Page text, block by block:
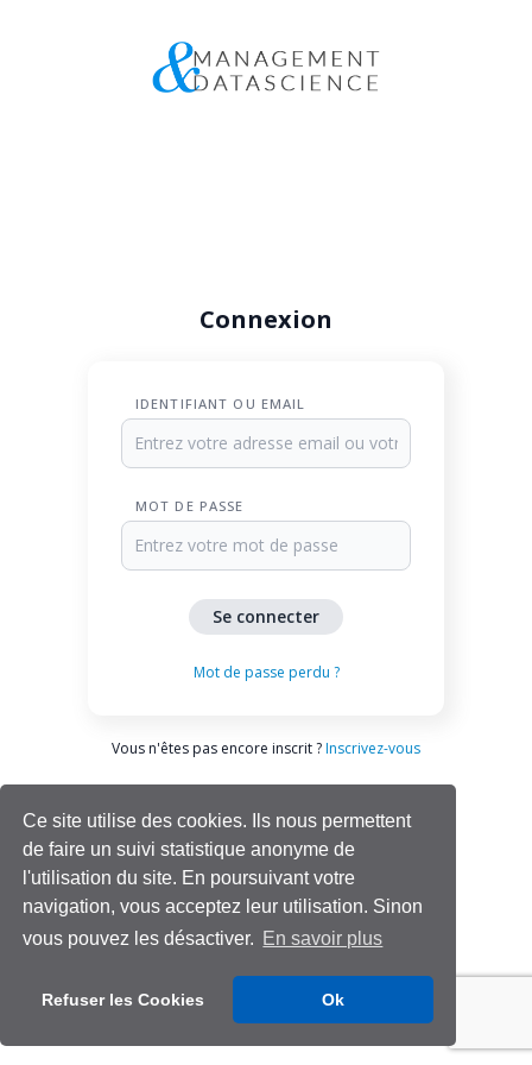
Ce site utilise des cookies. Ils nous permettent
de faire un suivi statistique anonyme de
l'utilisation du site. En poursuivant votre
navigation, vous acceptez leur utilisation. Sinon
vous pouvez les désactiver. En savoir plus
Refuser les Cookies Ok
Connexion
IDENTIFIANT OU EMAIL
MOT DE PASSE
Mot de passe perdu ?
Vous n'êtes pas encore inscrit ? Inscrivez-vous